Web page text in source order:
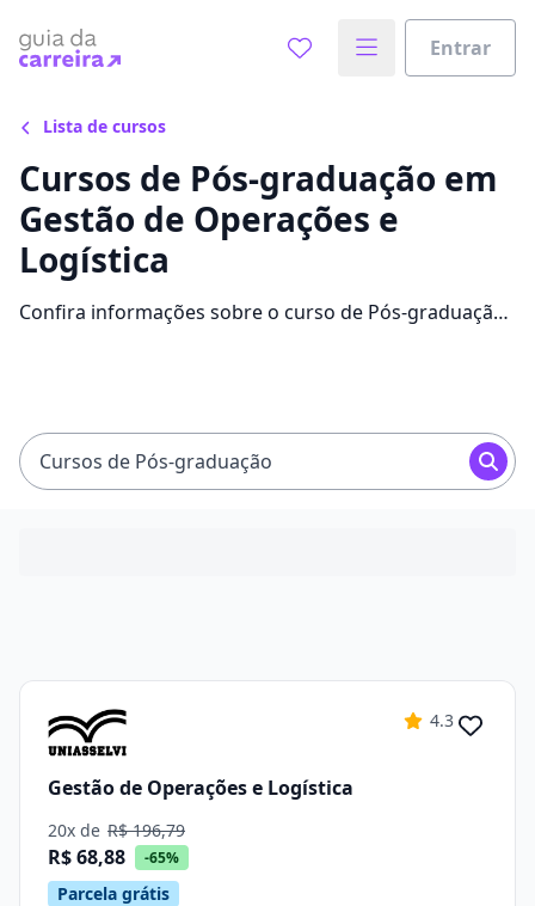
Entrar
Lista de cursos
Cursos de Pós-graduação em
Gestão de Operações e
Logística
Confira informações sobre o curso de Pós-graduação
Cursos de Pós-graduação
4.3
Gestão de Operações e Logística
20x de R$ 196,79
R$ 68,88 -65%
Parcela grátis